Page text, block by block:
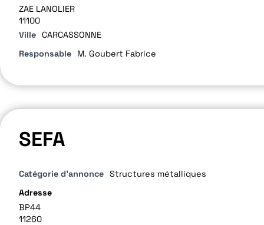
ZAE LANOLIER
11100
Ville CARCASSONNE
Responsable
M. Goubert Fabrice
SEFA
Catégorie d'annonce Structures métalliques
Adresse
BP44
11260